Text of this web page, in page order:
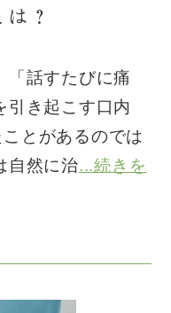
？
「話すたびに痛
き起こす口内
とがあるのでは
自然に治...続きを